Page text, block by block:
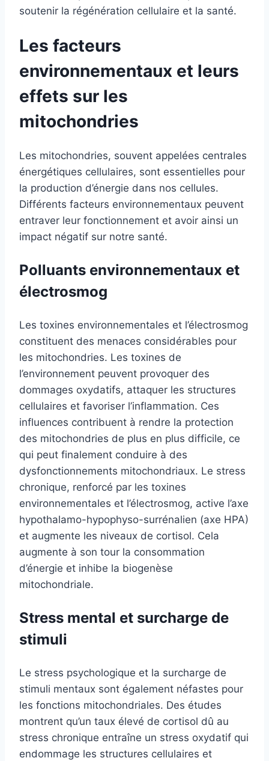
soutenir la régénération cellulaire et la santé.
Les facteurs
environnementaux et leurs
effets sur les
mitochondries
Les mitochondries, souvent appelées centrales
énergétiques cellulaires, sont essentielles pour
la production d’énergie dans nos cellules.
Différents facteurs environnementaux peuvent
entraver leur fonctionnement et avoir ainsi un
impact négatif sur notre santé.
Polluants environnementaux et
électrosmog
Les toxines environnementales et l’électrosmog
constituent des menaces considérables pour
les mitochondries. Les toxines de
l’environnement peuvent provoquer des
dommages oxydatifs, attaquer les structures
cellulaires et favoriser l’inflammation. Ces
influences contribuent à rendre la protection
des mitochondries de plus en plus difficile, ce
qui peut finalement conduire à des
dysfonctionnements mitochondriaux. Le stress
chronique, renforcé par les toxines
environnementales et l’électrosmog, active l’axe
hypothalamo-hypophyso-surrénalien (axe HPA)
et augmente les niveaux de cortisol. Cela
augmente à son tour la consommation
d’énergie et inhibe la biogenèse
mitochondriale.
Stress mental et surcharge de
stimuli
Le stress psychologique et la surcharge de
stimuli mentaux sont également néfastes pour
les fonctions mitochondriales. Des études
montrent qu’un taux élevé de cortisol dû au
stress chronique entraîne un stress oxydatif qui
endommage les structures cellulaires et